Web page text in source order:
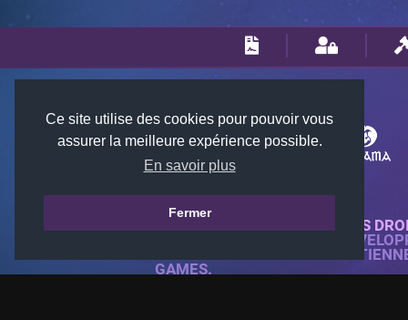
Ce site utilise des cookies pour pouvoir vous
assurer la meilleure expérience possible.
En savoir plus
Fermer
© 2018-2026 KTARENA. TOUS
SITE WEB ENTIÈREMENT
TOUTES LES IMAGES
GAMES.